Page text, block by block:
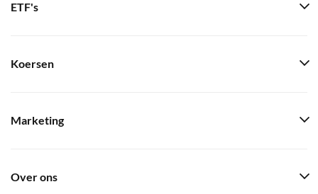
ETF's
Koersen
Marketing
Over ons